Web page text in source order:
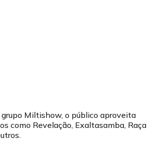
Miltishow, o público aproveita
como Revelação, Exaltasamba, Raça